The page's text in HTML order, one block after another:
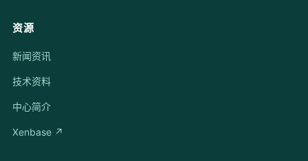
资源
新闻资讯
技术资料
中心简介
Xenbase ↗